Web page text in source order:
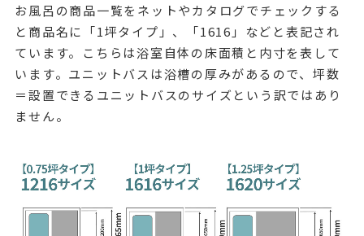
お風呂の商品一覧をネットやカタログでチェックする
と商品名に「1坪タイプ」、「1616」などと表記され
ています。こちらは浴室自体の床面積と内寸を表して
います。ユニットバスは浴槽の厚みがあるので、坪数
＝設置できるユニットバスのサイズという訳ではあり
ません。